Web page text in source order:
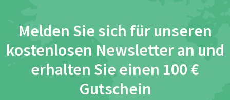
Melden Sie sich für unseren
kostenlosen Newsletter an und
erhalten Sie einen 100 €
Gutschein